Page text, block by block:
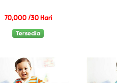
70,000 /30 Hari
Tersedia